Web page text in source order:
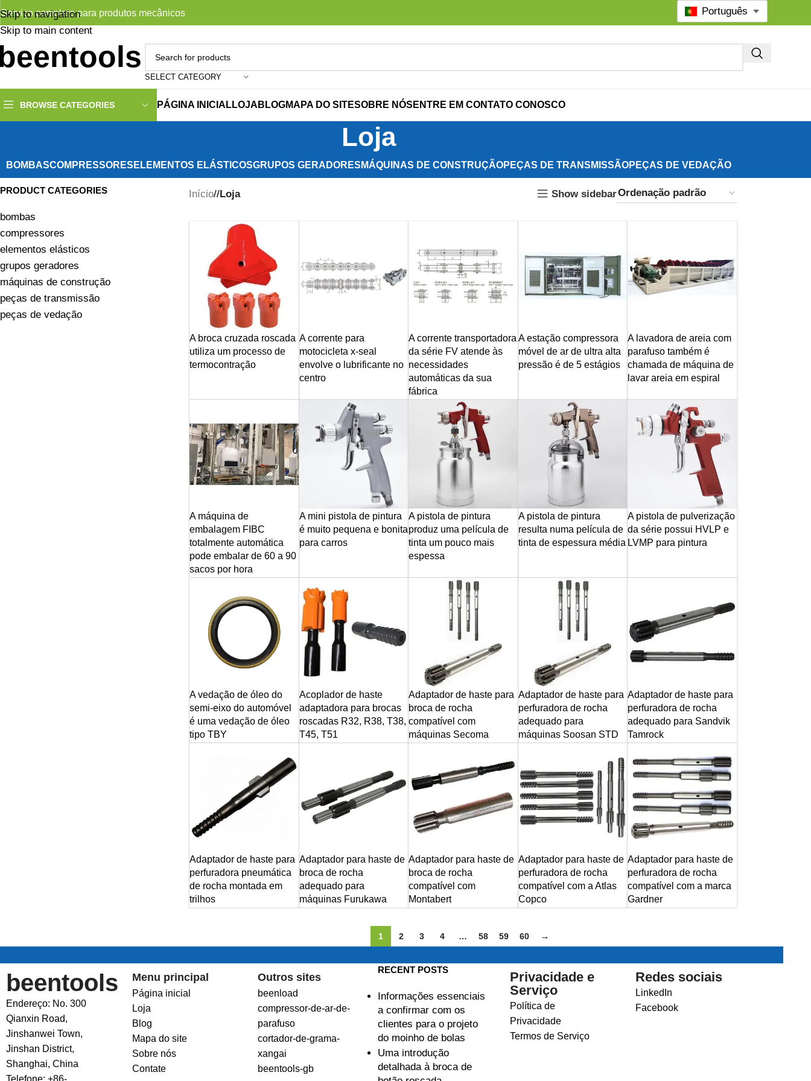
Skip to navigation
Skip to main content
Serviço completo para produtos mecânicos
SELECT CATEGORY
BROWSE CATEGORIES PÁGINA INICIALLOJA BLOGMAPA DO SITESOBRE NÓS ENTRE EM CONTATO CONOSCO
Português
Loja
BOMBASCOMPRESSORES ELEMENTOS ELÁSTICOSGRUPOS GERADORES MÁQUINAS DE CONSTRUÇÃOPEÇAS DE TRANSMISSÃOPEÇAS DE VEDAÇÃO
PRODUCT CATEGORIES
bombas
compressores
elementos elásticos
grupos geradores
máquinas de construção
peças de transmissão
peças de vedação
Início/ Loja Show sidebar
A broca cruzada roscada
utiliza um processo de
termocontração
A corrente para
motocicleta x-seal
envolve o lubrificante no
centro
A corrente transportadora
da série FV atende às
necessidades
automáticas da sua
fábrica
A estação compressora
móvel de ar de ultra alta
pressão é de 5 estágios
A lavadora de areia com
parafuso também é
chamada de máquina de
lavar areia em espiral
A máquina de
embalagem FIBC
totalmente automática
pode embalar de 60 a 90
sacos por hora
A mini pistola de pintura
é muito pequena e bonita
para carros
A pistola de pintura
produz uma película de
tinta um pouco mais
espessa
A pistola de pintura
resulta numa película de
tinta de espessura média
A pistola de pulverização
da série possui HVLP e
LVMP para pintura
A vedação de óleo do
semi-eixo do automóvel
é uma vedação de óleo
tipo TBY
Acoplador de haste
adaptadora para brocas
roscadas R32, R38, T38,
T45, T51
Adaptador de haste para
broca de rocha
compatível com
máquinas Secoma
Adaptador de haste para
perfuradora de rocha
adequado para
máquinas Soosan STD
Adaptador de haste para
perfuradora de rocha
adequado para Sandvik
Tamrock
Adaptador de haste para
perfuradora pneumática
de rocha montada em
trilhos
Adaptador para haste de
broca de rocha
adequado para
máquinas Furukawa
Adaptador para haste de
broca de rocha
compatível com
Montabert
Adaptador para haste de
perfuradora de rocha
compatível com a Atlas
Copco
Adaptador para haste de
perfuradora de rocha
compatível com a marca
Gardner
1 2 3 4 … 58 59 60 →
beentools
Endereço: No. 300
Qianxin Road,
Jinshanwei Town,
Jinshan District,
Shanghai, China
Menu principal
Página inicial
Loja
Blog
Mapa do site
Sobre nós
Contate
Outros sites
beenload
compressor-de-ar-de-
parafuso
cortador-de-grama-
xangai
beentools-gb
RECENT POSTS
Informações essenciais
a confirmar com os
clientes para o projeto
do moinho de bolas
Uma introdução
detalhada à broca de
Privacidade e
Serviço
Política de
Privacidade
Termos de Serviço
Redes sociais
LinkedIn
Facebook